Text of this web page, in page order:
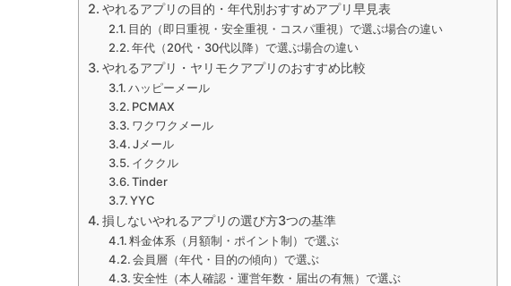
やれるアプリの目的・年代別おすすめアプリ早見表
目的（即日重視・安全重視・コスパ重視）で選ぶ場合の違い
年代（20代・30代以降）で選ぶ場合の違い
やれるアプリ・ヤリモクアプリのおすすめ比較
ハッピーメール
PCMAX
ワクワクメール
Jメール
イククル
Tinder
YYC
損しないやれるアプリの選び方3つの基準
料金体系（月額制・ポイント制）で選ぶ
会員層（年代・目的の傾向）で選ぶ
安全性（本人確認・運営年数・届出の有無）で選ぶ